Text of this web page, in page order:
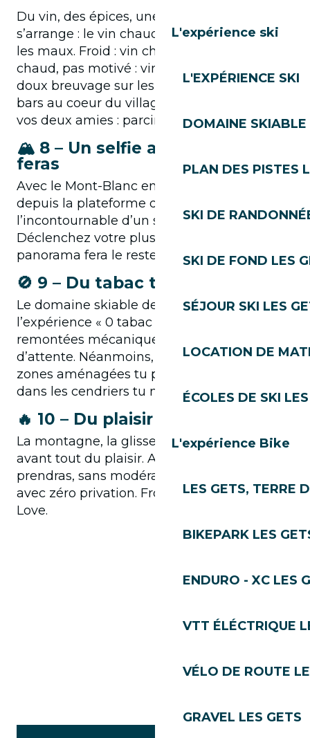
L'expérience ski
L'EXPÉRIENCE SKI
DOMAINE SKIABLE
PLAN DES PISTES
SKI DE
SKI DE FOND LES
SÉJOUR SKI LES
LOCATION DE
ÉCOLES DE SKI
L'expérience Bike
LES GETS, TERRE
BIKEPARK LES
ENDURO - XC LES
VTT ÉLÉCTRIQUE
VÉLO DE ROUTE
GRAVEL LES GETS
Du vin, des épices, une orange et tout
s’arrange : le vin chaud est la réponse à tous
les maux. Froid : vin chaud, fatigué : vin
chaud, pas motivé : vin chaud ! Sirotez le
doux breuvage sur les pistes ou dans les
bars au coeur du village. À consommer avec
vos deux amies : parcimonie et modération.
🏔️ 8 – Un selfie au Ranfoilly tu
feras
Avec le Mont-Blanc en toile de fond, le selfie
depuis la plateforme du Ranfoilly est
l’incontournable d’un séjour aux Gets.
Déclenchez votre plus beau sourire, le
panorama fera le reste !
🚫 9 – Du tabac tu t’abstiendras
Le domaine skiable des Gets renouvelle
l’expérience « 0 tabac » sur les pistes, les
remontées mécaniques et dans les files
d’attente. Néanmoins, fumer dans les cinq
zones aménagées tu pourras, les mégots
dans les cendriers tu mettras.
🔥 10 – Du plaisir tu prendras
La montagne, la glisse, le grand air, c’est
avant tout du plaisir. Alors du plaisir tu
prendras, sans modération, sans concession
avec zéro privation. From les Gets, with
Love.